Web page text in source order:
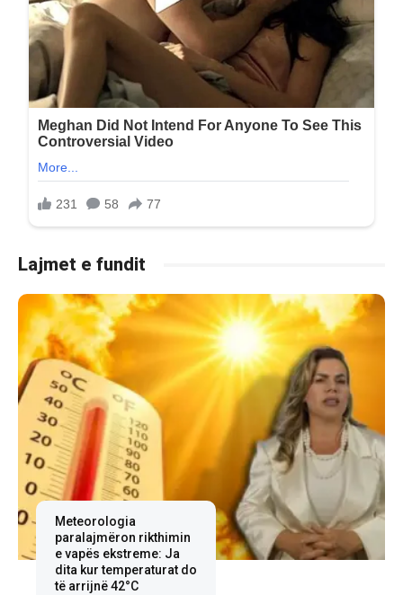
Lajmet e fundit
Meteorologia
paralajmëron rikthimin
e vapës ekstreme: Ja
dita kur temperaturat do
të arrijnë 42°C